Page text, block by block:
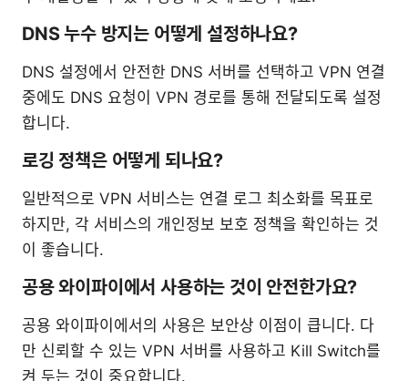
DNS 누수 방지는 어떻게 설정하나요?
DNS 설정에서 안전한 DNS 서버를 선택하고 VPN 연결
중에도 DNS 요청이 VPN 경로를 통해 전달되도록 설정
합니다.
로깅 정책은 어떻게 되나요?
일반적으로 VPN 서비스는 연결 로그 최소화를 목표로
하지만, 각 서비스의 개인정보 보호 정책을 확인하는 것
이 좋습니다.
공용 와이파이에서 사용하는 것이 안전한가요?
공용 와이파이에서의 사용은 보안상 이점이 큽니다. 다
만 신뢰할 수 있는 VPN 서버를 사용하고 Kill Switch를
켜 두는 것이 중요합니다.